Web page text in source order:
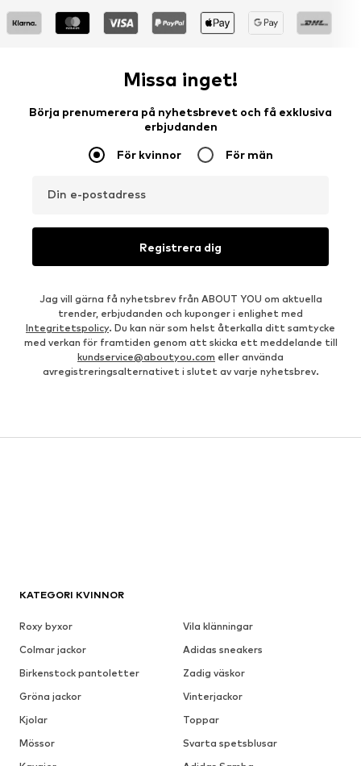
Missa inget!
Börja prenumerera på nyhetsbrevet och få exklusiva
erbjudanden
För kvinnor För män
Din e-postadress
Registrera dig
Jag vill gärna få nyhetsbrev från ABOUT YOU om aktuella
trender, erbjudanden och kuponger i enlighet med
Integritetspolicy. Du kan när som helst återkalla ditt samtycke
med verkan för framtiden genom att skicka ett meddelande till
kundservice@aboutyou.com eller använda
avregistreringsalternativet i slutet av varje nyhetsbrev.
KATEGORI KVINNOR
Roxy byxor
Vila klänningar
Colmar jackor
Adidas sneakers
Birkenstock pantoletter
Zadig väskor
Gröna jackor
Vinterjackor
Kjolar
Toppar
Mössor
Svarta spetsblusar